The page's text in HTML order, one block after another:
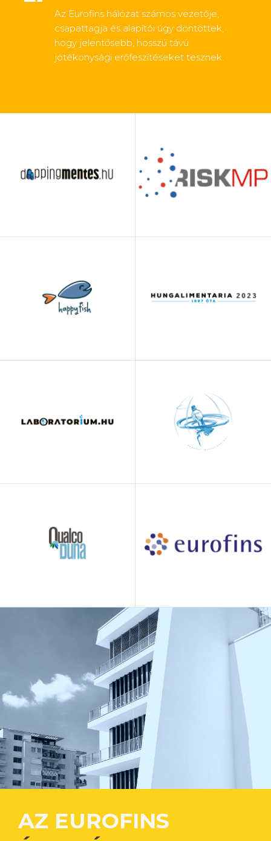
Az Eurofins hálózat számos vezetője,
csapattagja és alapítói úgy döntöttek,
hogy jelentősebb, hosszú távú
jótékonysági erőfeszítéseket tesznek.
AZ EUROFINS